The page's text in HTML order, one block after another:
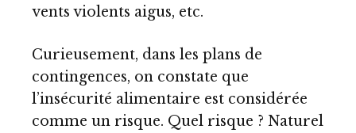
vents violents aigus, etc.
Curieusement, dans les plans de
contingences, on constate que
l’insécurité alimentaire est considérée
comme un risque. Quel risque ? Naturel